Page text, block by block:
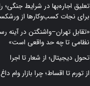
تعلیق اجاره‌بها در شرایط جنگی؛
برای نجات کسب‌وکارها از
«تقابل تهران–واشنگتن در آینه
نظامی تا چه حد واقعی است»
تحول دیجیتال؛ از شعار تا اجرا
از تورم تا اقساط؛ چرا بازار وام